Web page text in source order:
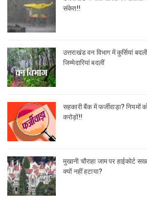
संकेत!!
उत्तराखंड वन विभाग में कुर्सियां
जिम्मेदारियां बदलीं
सहकारी बैंक में फर्जीवाड़ा? नियमों
करोड़ों!!
मुखानी चौराहा जाम पर हाईकोर्ट
क्यों नहीं हटाया?